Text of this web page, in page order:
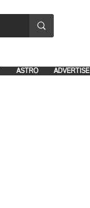
ADVERTISE
ASTRO